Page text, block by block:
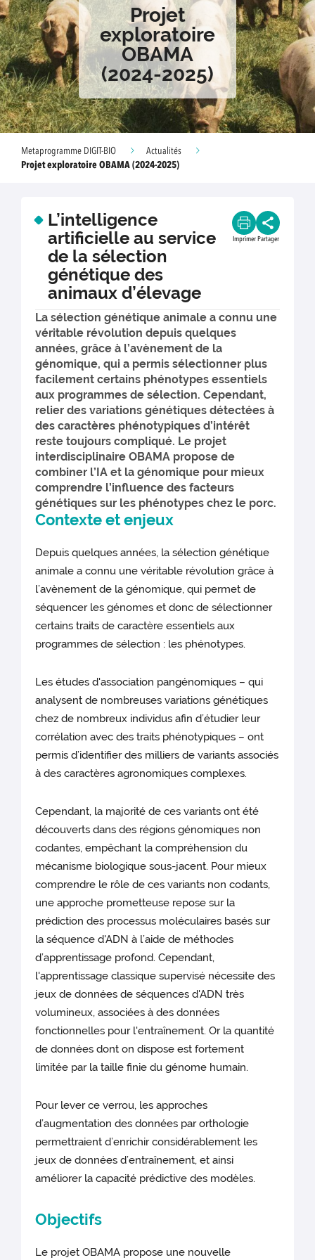
Projet
exploratoire
OBAMA
(2024-2025)
Metaprogramme DIGIT-BIO
Actualités
Projet exploratoire OBAMA (2024-2025)
L’intelligence
artificielle au service
de la sélection
génétique des
animaux d’élevage
Imprimer Partager
La sélection génétique animale a connu une
véritable révolution depuis quelques
années, grâce à l’avènement de la
génomique, qui a permis sélectionner plus
facilement certains phénotypes essentiels
aux programmes de sélection. Cependant,
relier des variations génétiques détectées à
des caractères phénotypiques d’intérêt
reste toujours compliqué. Le projet
interdisciplinaire OBAMA propose de
combiner l’IA et la génomique pour mieux
comprendre l’influence des facteurs
génétiques sur les phénotypes chez le porc.
Contexte et enjeux
Depuis quelques années, la sélection génétique
animale a connu une véritable révolution grâce à
l’avènement de la génomique, qui permet de
séquencer les génomes et donc de sélectionner
certains traits de caractère essentiels aux
programmes de sélection : les phénotypes.
Les études d'association pangénomiques – qui
analysent de nombreuses variations génétiques
chez de nombreux individus afin d’étudier leur
corrélation avec des traits phénotypiques – ont
permis d’identifier des milliers de variants associés
à des caractères agronomiques complexes.
Cependant, la majorité de ces variants ont été
découverts dans des régions génomiques non
codantes, empêchant la compréhension du
mécanisme biologique sous-jacent. Pour mieux
comprendre le rôle de ces variants non codants,
une approche prometteuse repose sur la
prédiction des processus moléculaires basés sur
la séquence d'ADN à l’aide de méthodes
d’apprentissage profond. Cependant,
l'apprentissage classique supervisé nécessite des
jeux de données de séquences d'ADN très
volumineux, associées à des données
fonctionnelles pour l'entraînement. Or la quantité
de données dont on dispose est fortement
limitée par la taille finie du génome humain.
Pour lever ce verrou, les approches
d’augmentation des données par orthologie
permettraient d’enrichir considérablement les
jeux de données d’entraînement, et ainsi
améliorer la capacité prédictive des modèles.
Objectifs
Le projet OBAMA propose une nouvelle